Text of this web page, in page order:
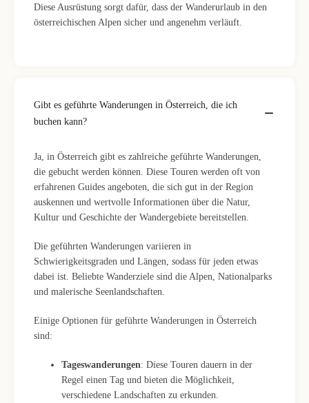
Diese Ausrüstung sorgt dafür, dass der Wanderurlaub in den
österreichischen Alpen sicher und angenehm verläuft.
Gibt es geführte Wanderungen in Österreich, die ich
buchen kann?
Ja, in Österreich gibt es zahlreiche geführte Wanderungen,
die gebucht werden können. Diese Touren werden oft von
erfahrenen Guides angeboten, die sich gut in der Region
auskennen und wertvolle Informationen über die Natur,
Kultur und Geschichte der Wandergebiete bereitstellen.
Die geführten Wanderungen variieren in
Schwierigkeitsgraden und Längen, sodass für jeden etwas
dabei ist. Beliebte Wanderziele sind die Alpen, Nationalparks
und malerische Seenlandschaften.
Einige Optionen für geführte Wanderungen in Österreich
sind:
Tageswanderungen: Diese Touren dauern in der
Regel einen Tag und bieten die Möglichkeit,
verschiedene Landschaften zu erkunden.